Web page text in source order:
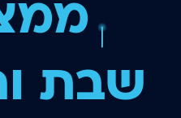
שבת